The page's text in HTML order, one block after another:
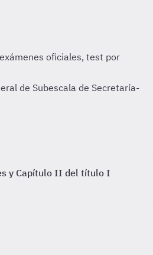
de Subescala de Secretaría-
y Capítulo II del título I